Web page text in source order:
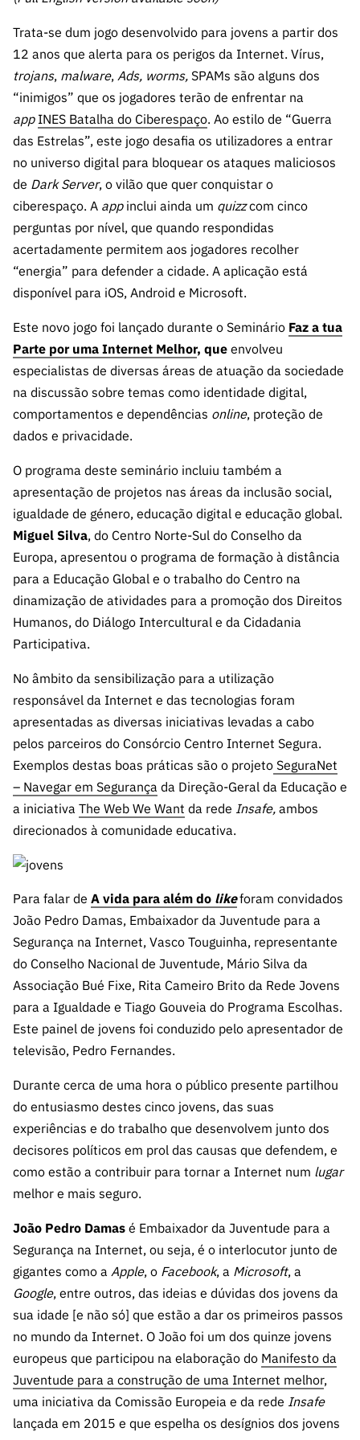
Manifesta
ções de
Interesse
FCCN,
serviços
digitais da
FCT
Canais de
Denúncia
s
Apoios
PRR –
“Ciência +
Capacitaç
ão”
Trata-se dum jogo desenvolvido para jovens a partir dos
12 anos que alerta para os perigos da Internet. Vírus,
trojans, malware, Ads, worms, SPAMs são alguns dos
“inimigos” que os jogadores terão de enfrentar na
app INES Batalha do Ciberespaço. Ao estilo de “Guerra
das Estrelas”, este jogo desafia os utilizadores a entrar
no universo digital para bloquear os ataques maliciosos
de Dark Server, o vilão que quer conquistar o
ciberespaço. A appinclui ainda um quizzcom cinco
perguntas por nível, que quando respondidas
acertadamente permitem aos jogadores recolher
“energia” para defender a cidade. A aplicação está
disponível para iOS, Android e Microsoft.
Este novo jogo foi lançado durante o Seminário Faz a tua
Parte por uma Internet Melhor, que envolveu
especialistas de diversas áreas de atuação da sociedade
na discussão sobre temas como identidade digital,
comportamentos e dependências online, proteção de
dados e privacidade.
O programa deste seminário incluiu também a
apresentação de projetos nas áreas da inclusão social,
igualdade de género, educação digital e educação global.
Miguel Silva, do Centro Norte-Sul do Conselho da
Europa, apresentou o programa de formação à distância
para a Educação Global e o trabalho do Centro na
dinamização de atividades para a promoção dos Direitos
Humanos, do Diálogo Intercultural e da Cidadania
Participativa.
No âmbito da sensibilização para a utilização
responsável da Internet e das tecnologias foram
apresentadas as diversas iniciativas levadas a cabo
pelos parceiros do Consórcio Centro Internet Segura.
Exemplos destas boas práticas são o projeto SeguraNet
– Navegar em Segurança da Direção-Geral da Educação e
a iniciativa The Web We Want da rede Insafe, ambos
direcionados à comunidade educativa.
Para falar de A vida para além do likeforam convidados
João Pedro Damas, Embaixador da Juventude para a
Segurança na Internet, Vasco Touguinha, representante
do Conselho Nacional de Juventude, Mário Silva da
Associação Bué Fixe, Rita Cameiro Brito da Rede Jovens
para a Igualdade e Tiago Gouveia do Programa Escolhas.
Este painel de jovens foi conduzido pelo apresentador de
televisão, Pedro Fernandes.
Durante cerca de uma hora o público presente partilhou
do entusiasmo destes cinco jovens, das suas
experiências e do trabalho que desenvolvem junto dos
decisores políticos em prol das causas que defendem, e
como estão a contribuir para tornar a Internet num lugar
melhor e mais seguro.
João Pedro Damas é Embaixador da Juventude para a
Segurança na Internet, ou seja, é o interlocutor junto de
gigantes como a Apple, o Facebook, a Microsoft, a
Google, entre outros, das ideias e dúvidas dos jovens da
sua idade [e não só] que estão a dar os primeiros passos
no mundo da Internet. O João foi um dos quinze jovens
europeus que participou na elaboração do Manifesto da
Juventude para a construção de uma Internet melhor,
uma iniciativa da Comissão Europeia e da rede Insafe
lançada em 2015 e que espelha os desígnios dos jovens